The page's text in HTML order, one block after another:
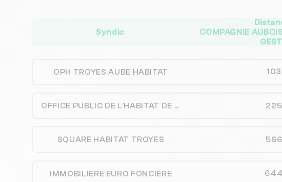
Syndic
COMPAGNIE
OPH TROYES AUBE HABITAT
OFFICE PUBLIC DE L'HABITAT DE LA VILLE DE TROYES
SQUARE HABITAT TROYES
IMMOBILIERE EURO FONCIERE